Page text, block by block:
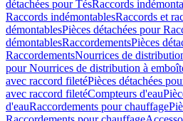
détachées pour TésRaccords
Raccords indémontablesRaccords et
démontablesPièces détachées pour
démontablesRaccordementsPièces
RaccordementsNourrices de
pour Nourrices de distribution à
avec raccord filetéPièces détachées
avec raccord filetéCompteurs d'eau
d'eauRaccordements pour chauffage